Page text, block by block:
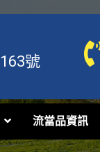
號
流當品資訊